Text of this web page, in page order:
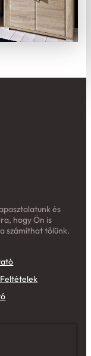
és
hogy Ön is
számíthat tőlünk.